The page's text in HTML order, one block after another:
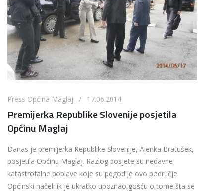
Press Općina Maglaj / 17.06.2014
Premijerka Republike Slovenije posjetila
Općinu Maglaj
Danas je premijerka Republike Slovenije, Alenka Bratušek,
posjetila Općinu Maglaj. Razlog posjete su nedavne
katastrofalne poplave koje su pogodije ovo područje.
Općinski načelnik je ukratko upoznao gošću o tome šta se